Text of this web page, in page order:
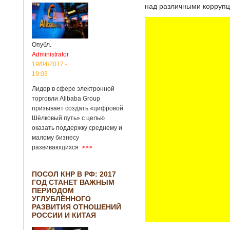
Опубл.
Administrator
19/04/2017 -
19:03
Лидер в сфере электронной
торговли Alibaba Group
призывает создать «цифровой
Шёлковый путь» с целью
оказать поддержку среднему и
малому бизнесу
развивающихся >>>
ПОСОЛ КНР В РФ: 2017
ГОД СТАНЕТ ВАЖНЫМ
ПЕРИОДОМ
УГЛУБЛЁННОГО
РАЗВИТИЯ ОТНОШЕНИЙ
РОССИИ И КИТАЯ
над различными